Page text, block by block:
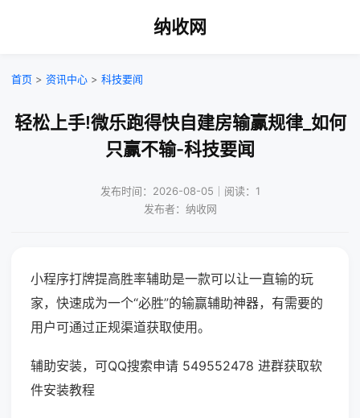
纳收网
首页 > 资讯中心 > 科技要闻
轻松上手!微乐跑得快自建房输赢规律_如何
只赢不输-科技要闻
发布时间：2026-08-05｜阅读：1
发布者：纳收网
小程序打牌提高胜率辅助是一款可以让一直输的玩
家，快速成为一个“必胜”的输赢辅助神器，有需要的
用户可通过正规渠道获取使用。
辅助安装，可QQ搜索申请 549552478 进群获取软
件安装教程